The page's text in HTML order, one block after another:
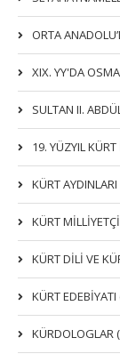
ORTA
XIX. YY'DA
SULTAN II.
19. YÜZYIL
KÜRT
KÜRT
KÜRT DİLİ VE
KÜRT EDEBİYATI
KÜRDOLOGLAR